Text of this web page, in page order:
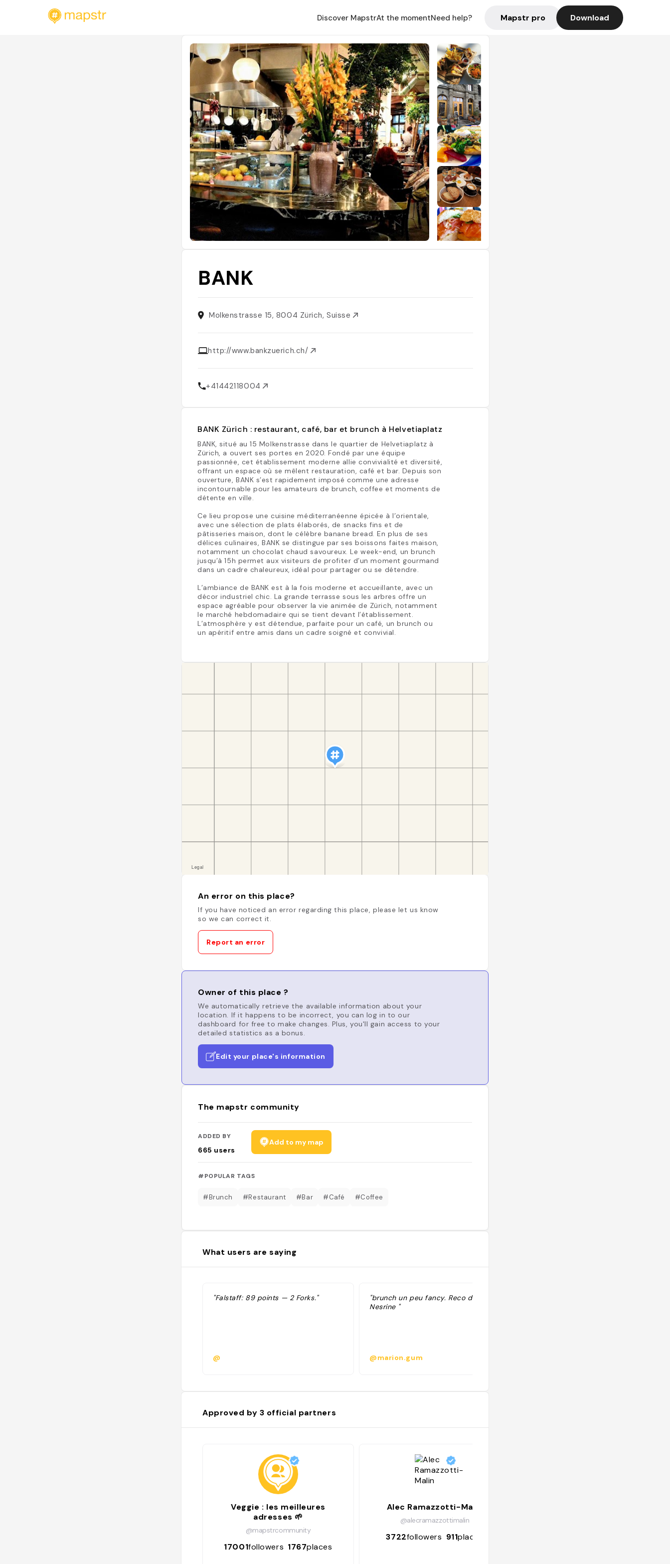
Discover MapstrAt the momentNeed help? Mapstr pro Download
BANK
Molkenstrasse 15, 8004 Zürich, Suisse
http://www.bankzuerich.ch/
+41442118004
BANK Zürich : restaurant, café, bar et brunch à Helvetiaplatz
BANK, situé au 15 Molkenstrasse dans le quartier de Helvetiaplatz à
Zürich, a ouvert ses portes en 2020. Fondé par une équipe
passionnée, cet établissement moderne allie convivialité et diversité,
offrant un espace où se mêlent restauration, café et bar. Depuis son
ouverture, BANK s’est rapidement imposé comme une adresse
incontournable pour les amateurs de brunch, coffee et moments de
détente en ville.
Ce lieu propose une cuisine méditerranéenne épicée à l’orientale,
avec une sélection de plats élaborés, de snacks fins et de
pâtisseries maison, dont le célèbre banane bread. En plus de ses
délices culinaires, BANK se distingue par ses boissons faites maison,
notamment un chocolat chaud savoureux. Le week-end, un brunch
jusqu’à 15h permet aux visiteurs de profiter d’un moment gourmand
dans un cadre chaleureux, idéal pour partager ou se détendre.
L’ambiance de BANK est à la fois moderne et accueillante, avec un
décor industriel chic. La grande terrasse sous les arbres offre un
espace agréable pour observer la vie animée de Zürich, notamment
le marché hebdomadaire qui se tient devant l’établissement.
L’atmosphère y est détendue, parfaite pour un café, un brunch ou
un apéritif entre amis dans un cadre soigné et convivial.
An error on this place?
If you have noticed an error regarding this place, please let us know
so we can correct it.
Report an error
Owner of this place ?
We automatically retrieve the available information about your
location. If it happens to be incorrect, you can log in to our
dashboard for free to make changes. Plus, you'll gain access to your
detailed statistics as a bonus.
Edit your place's information
The mapstr community
ADDED BY
665 users
Add to my map
#POPULAR TAGS
#Brunch #Restaurant #Bar #Café #Coffee
What users are saying
"Falstaff: 89 points — 2 Forks."
@
"brunch un peu fancy. Reco de
Nesrine "
@marion.gum
Approved by 3 official partners
Veggie : les meilleures
adresses 🌱
@mapstrcommunity
17001followers 1767places
Alec Ramazzotti-Malin
@alecramazzottimalin
3722followers 911places